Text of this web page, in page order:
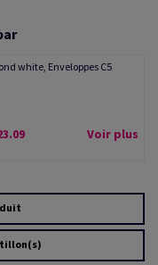
white, Enveloppes C5
Voir plus